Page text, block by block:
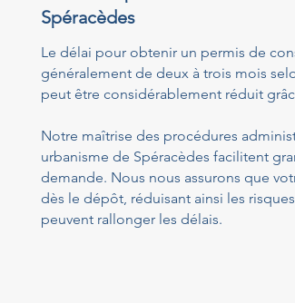
Spéracèdes
Le délai pour obtenir un permis de
généralement de deux à trois mois
peut être considérablement réduit
Notre maîtrise des procédures
urbanisme de Spéracèdes facilitent
demande. Nous nous assurons que
dès le dépôt, réduisant ainsi les
peuvent rallonger les délais.